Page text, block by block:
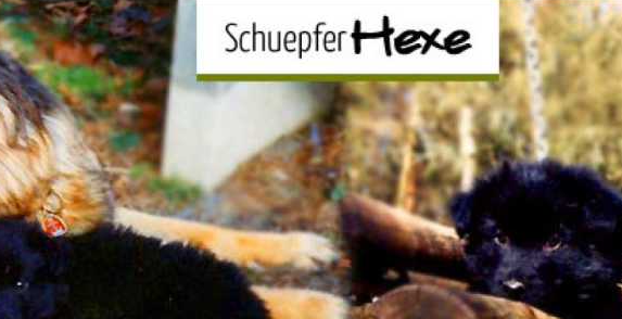
Langhaar
Schäferhunde
Von Den
Schüpfer
Hexen